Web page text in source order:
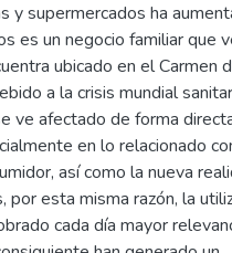
y supermercados ha
es un negocio familiar que
ubicado en el Carmen
a la crisis mundial
ve afectado de forma
en lo relacionado
así como la nueva
esta misma razón, la
cada día mayor